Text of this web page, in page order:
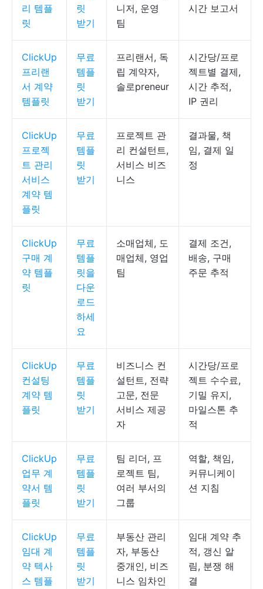
리 템플
릿
릿
받기
니저, 운영
팀
시간 보고서
ClickUp
프리랜
서 계약
템플릿
무료
템플
릿
받기
프리랜서, 독
립 계약자,
솔로preneur
시간당/프로
젝트별 결제,
시간 추적,
IP 권리
ClickUp
프로젝
트 관리
서비스
계약 템
플릿
무료
템플
릿
받기
프로젝트 관
리 컨설턴트,
서비스 비즈
니스
결과물, 책
임, 결제 일
정
ClickUp
구매 계
약 템플
릿
무료
템플
릿을
다운
로드
하세
요
소매업체, 도
매업체, 영업
팀
결제 조건,
배송, 구매
주문 추적
ClickUp
컨설팅
계약 템
플릿
무료
템플
릿
받기
비즈니스 컨
설턴트, 전략
고문, 전문
서비스 제공
자
시간당/프로
젝트 수수료,
기밀 유지,
마일스톤 추
적
ClickUp
업무 계
약서 템
플릿
무료
템플
릿
받기
팀 리더, 프
로젝트 팀,
여러 부서의
그룹
역할, 책임,
커뮤니케이
션 지침
ClickUp
임대 계
약 텍사
스 템플
무료
템플
릿
받기
부동산 관리
자, 부동산
중개인, 비즈
니스 임차인
임대 계약 추
적, 갱신 알
림, 분쟁 해
결